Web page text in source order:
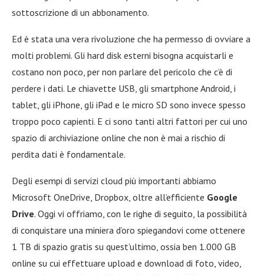
sottoscrizione di un abbonamento.
Ed è stata una vera rivoluzione che ha permesso di ovviare a
molti problemi. Gli hard disk esterni bisogna acquistarli e
costano non poco, per non parlare del pericolo che c’è di
perdere i dati. Le chiavette USB, gli smartphone Android, i
tablet, gli iPhone, gli iPad e le micro SD sono invece spesso
troppo poco capienti. E ci sono tanti altri fattori per cui uno
spazio di archiviazione online che non è mai a rischio di
perdita dati è fondamentale.
Degli esempi di servizi cloud più importanti abbiamo
Microsoft OneDrive, Dropbox, oltre all’efficiente Google
Drive. Oggi vi offriamo, con le righe di seguito, la possibilità
di conquistare una miniera d’oro spiegandovi come ottenere
1 TB di spazio gratis su quest’ultimo, ossia ben 1.000 GB
online su cui effettuare upload e download di foto, video,